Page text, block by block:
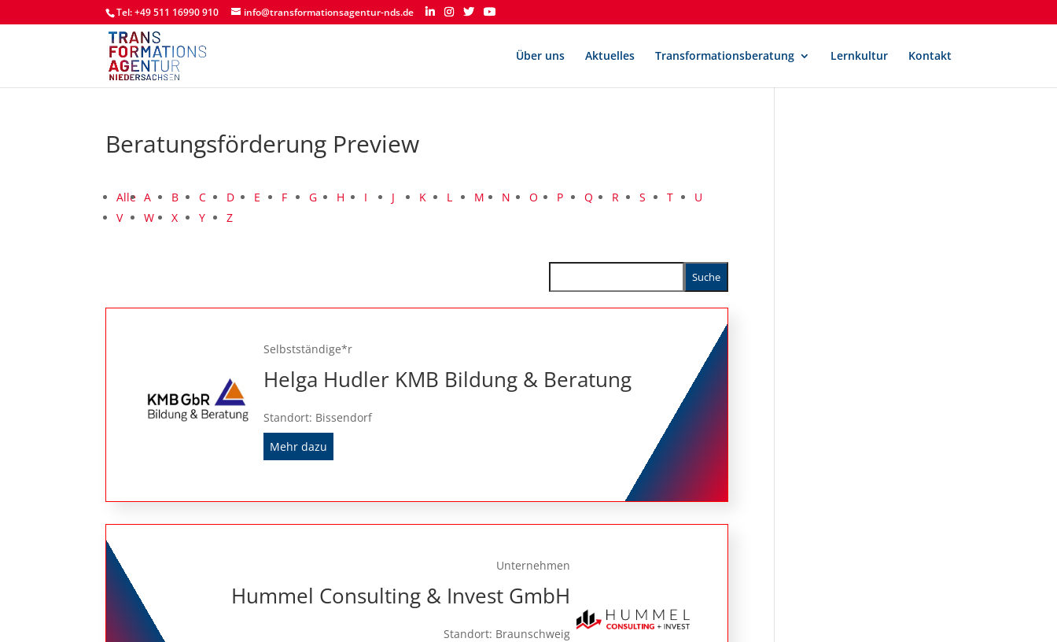
Tel: +49 511 16990 910 info@transformationsagentur-nds.de
Über uns Aktuelles Transformationsberatung Lernkultur Kontakt
Beratungsförderung Preview
Alle A B C D E F G H I J K L M N O P Q R S T
U
V
W X Y Z
Selbstständige*r
Helga Hudler KMB Bildung & Beratung
Standort: Bissendorf
Mehr dazu
Unternehmen
Hummel Consulting & Invest GmbH
Standort: Braunschweig